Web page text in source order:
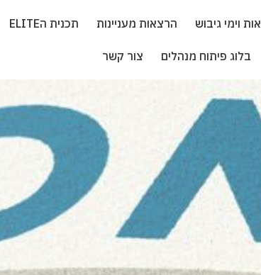
וימי גיבוש הרצאות מעניינות תכנית הELITE
בלוג פיתוח מנהלים צור קשר